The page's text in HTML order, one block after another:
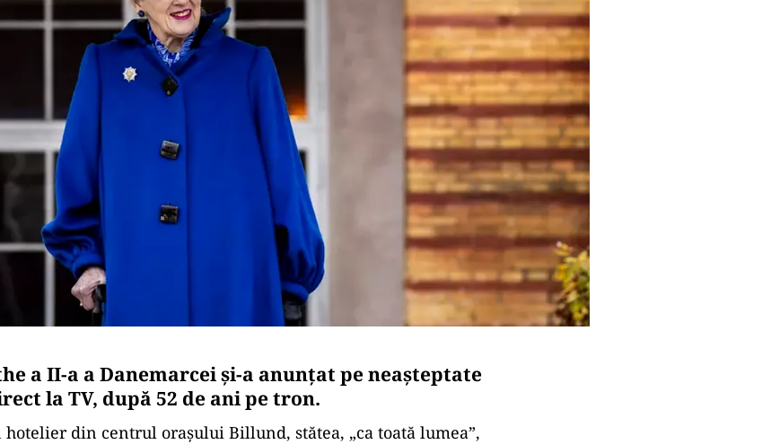
a II-a a Danemarcei și-a anunțat pe neașteptate
la TV, după 52 de ani pe tron.
din centrul orașului Billund, stătea, „ca toată lumea”,